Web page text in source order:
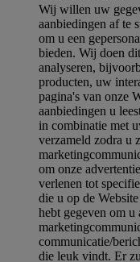
Wij willen uw
aanbiedingen af te
om u een
bieden. Wij doen
analyseren,
producten, uw
pagina's van onze
aanbiedingen u
in combinatie met
verzameld zodra u
om onze
verlenen tot
die u op de
hebt gegeven om u
communicatie/
die leuk vindt. Er